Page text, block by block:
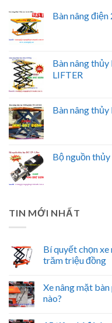
Bàn nâng
Bàn nâng
LIFTER
Bàn nâng
Bộ nguồn
TIN MỚI NHẤT
Bí quyết chọn
trăm triệu đồng
Xe nâng mặt
nào?